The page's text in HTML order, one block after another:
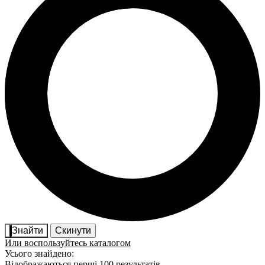
Знайти
Скинути
Или воспользуйтесь каталогом
Усього знайдено: